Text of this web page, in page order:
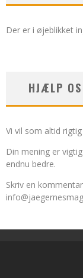
Der er i øjeblikket
HJÆLP
Vi vil som altid
Din mening er
endnu bedre.
Skriv en